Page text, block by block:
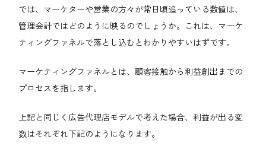
では、マーケターや営業の方々が常日頃追っている数値は、
管理会計ではどのように映るのでしょうか。これは、マーケ
ティングファネルで落とし込むとわかりやすいはずです。
マーケティングファネルとは、顧客接触から利益創出までの
プロセスを指します。
上記と同じく広告代理店モデルで考えた場合、利益が出る変
数はそれぞれ下記のようになります。